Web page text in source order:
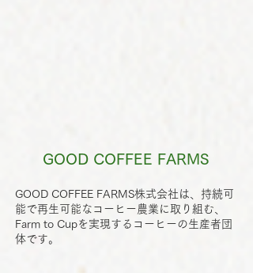
GOOD COFFEE FARMS
GOOD COFFEE FARMS株式会社は、持続可
能で再生可能なコーヒー農業に取り組む、
Farm to Cupを実現するコーヒーの生産者団
体です。